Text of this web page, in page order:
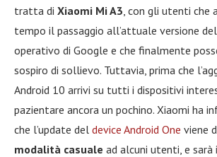
tratta di Xiaomi Mi A3 , con gli utenti che
tempo il passaggio all’attuale versione
operativo di Google e che finalmente
sospiro di sollievo. Tuttavia, prima che
Android 10 arrivi su tutti i dispositivi
pazientare ancora un pochino. Xiaomi ha
che l’update del device Android One viene
modalità casuale ad alcuni utenti, e